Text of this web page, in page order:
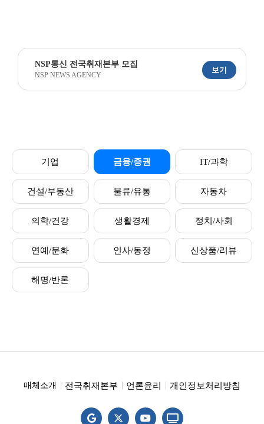
NSP통신 전국취재본부 모집
NSP NEWS AGENCY
보기
기업 금융/증권 IT/과학
건설/부동산 물류/유통 자동차
의학/건강 생활경제 정치/사회
연예/문화 인사/동정 신상품/리뷰
해명/반론
매체소개 전국취재본부 언론윤리 개인정보처리방침